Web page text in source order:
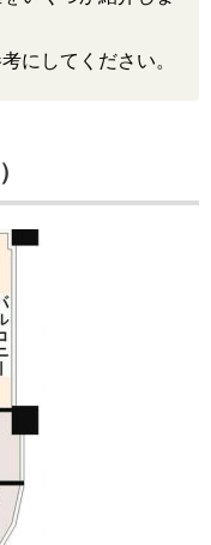
にしてください。